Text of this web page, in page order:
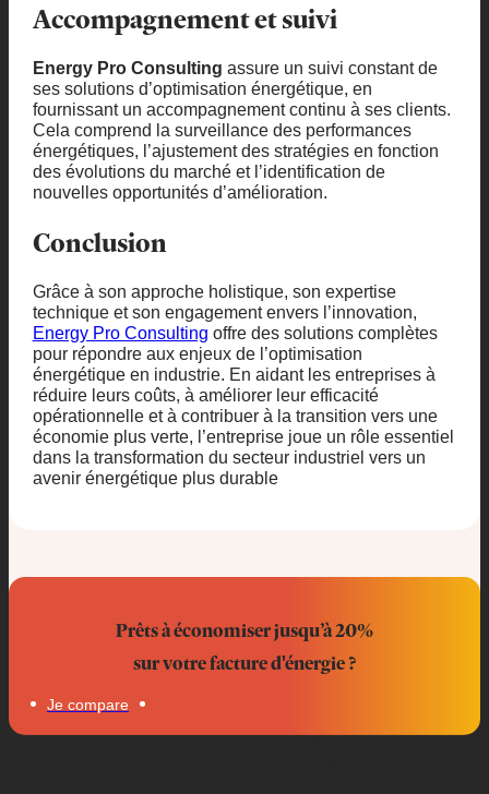
Accompagnement et suivi
Energy Pro Consulting assure un suivi constant de
ses solutions d’optimisation énergétique, en
fournissant un accompagnement continu à ses clients.
Cela comprend la surveillance des performances
énergétiques, l’ajustement des stratégies en fonction
des évolutions du marché et l’identification de
nouvelles opportunités d’amélioration.
Conclusion
Grâce à son approche holistique, son expertise
technique et son engagement envers l’innovation,
Energy Pro Consulting offre des solutions complètes
pour répondre aux enjeux de l’optimisation
énergétique en industrie. En aidant les entreprises à
réduire leurs coûts, à améliorer leur efficacité
opérationnelle et à contribuer à la transition vers une
économie plus verte, l’entreprise joue un rôle essentiel
dans la transformation du secteur industriel vers un
avenir énergétique plus durable
Prêts à économiser jusqu’à 20%
sur votre facture d'énergie ?
Je compare